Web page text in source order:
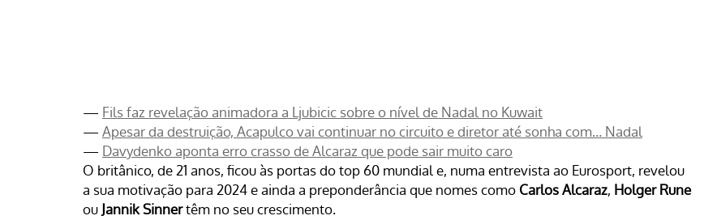
— Fils faz revelação animadora a Ljubicic sobre o nível de Nadal no Kuwait
— Apesar da destruição, Acapulco vai continuar no circuito e diretor até sonha com… Nadal
— Davydenko aponta erro crasso de Alcaraz que pode sair muito caro
O britânico, de 21 anos, ficou às portas do top 60 mundial e, numa entrevista ao Eurosport, revelou
a sua motivação para 2024 e ainda a preponderância que nomes como Carlos Alcaraz, Holger Rune
ou Jannik Sinnertêm no seu crescimento.